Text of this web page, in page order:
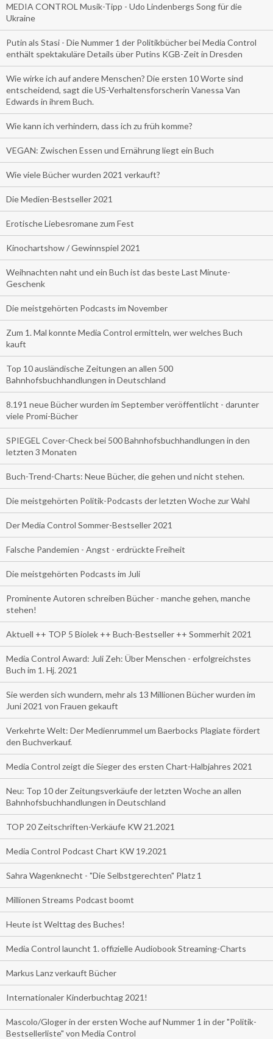
MEDIA CONTROL Musik-Tipp - Udo Lindenbergs Song für die
Ukraine
Putin als Stasi - Die Nummer 1 der Politikbücher bei Media Control
enthält spektakuläre Details über Putins KGB-Zeit in Dresden
Wie wirke ich auf andere Menschen? Die ersten 10 Worte sind
entscheidend, sagt die US-Verhaltensforscherin Vanessa Van
Edwards in ihrem Buch.
Wie kann ich verhindern, dass ich zu früh komme?
VEGAN: Zwischen Essen und Ernährung liegt ein Buch
Wie viele Bücher wurden 2021 verkauft?
Die Medien-Bestseller 2021
Erotische Liebesromane zum Fest
Kinochartshow / Gewinnspiel 2021
Weihnachten naht und ein Buch ist das beste Last Minute-
Geschenk
Die meistgehörten Podcasts im November
Zum 1. Mal konnte Media Control ermitteln, wer welches Buch
kauft
Top 10 ausländische Zeitungen an allen 500
Bahnhofsbuchhandlungen in Deutschland
8.191 neue Bücher wurden im September veröffentlicht - darunter
viele Promi-Bücher
SPIEGEL Cover-Check bei 500 Bahnhofsbuchhandlungen in den
letzten 3 Monaten
Buch-Trend-Charts: Neue Bücher, die gehen und nicht stehen.
Die meistgehörten Politik-Podcasts der letzten Woche zur Wahl
Der Media Control Sommer-Bestseller 2021
Falsche Pandemien - Angst - erdrückte Freiheit
Die meistgehörten Podcasts im Juli
Prominente Autoren schreiben Bücher - manche gehen, manche
stehen!
Aktuell ++ TOP 5 Biolek ++ Buch-Bestseller ++ Sommerhit 2021
Media Control Award: Juli Zeh: Über Menschen - erfolgreichstes
Buch im 1. Hj. 2021
Sie werden sich wundern, mehr als 13 Millionen Bücher wurden im
Juni 2021 von Frauen gekauft
Verkehrte Welt: Der Medienrummel um Baerbocks Plagiate fördert
den Buchverkauf.
Media Control zeigt die Sieger des ersten Chart-Halbjahres 2021
Neu: Top 10 der Zeitungsverkäufe der letzten Woche an allen
Bahnhofsbuchhandlungen in Deutschland
TOP 20 Zeitschriften-Verkäufe KW 21.2021
Media Control Podcast Chart KW 19.2021
Sahra Wagenknecht - "Die Selbstgerechten" Platz 1
Millionen Streams Podcast boomt
Heute ist Welttag des Buches!
Media Control launcht 1. offizielle Audiobook Streaming-Charts
Markus Lanz verkauft Bücher
Internationaler Kinderbuchtag 2021!
Mascolo/Gloger in der ersten Woche auf Nummer 1 in der "Politik-
Bestsellerliste" von Media Control